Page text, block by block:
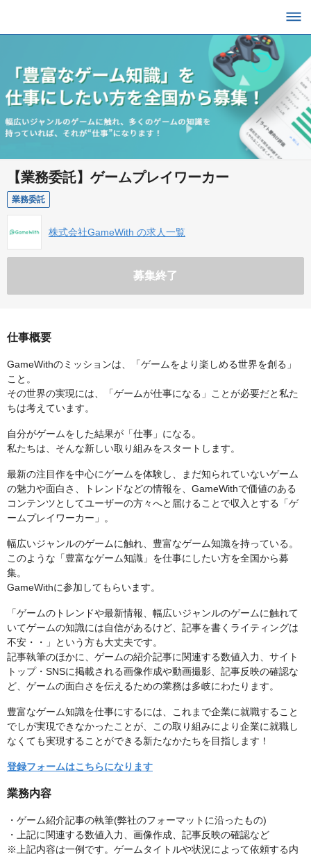
【業務委託】ゲームプレイワーカー
業務委託
株式会社GameWith の求人一覧
募集終了
仕事概要
GameWithのミッションは、「ゲームをより楽しめる世界を創る」
こと。
その世界の実現には、「ゲームが仕事になる」ことが必要だと私た
ちは考えています。
自分がゲームをした結果が「仕事」になる。
私たちは、そんな新しい取り組みをスタートします。
最新の注目作を中心にゲームを体験し、まだ知られていないゲーム
の魅力や面白さ、トレンドなどの情報を、GameWithで価値のある
コンテンツとしてユーザーの方々へと届けることで収入とする「ゲ
ームプレイワーカー」。
幅広いジャンルのゲームに触れ、豊富なゲーム知識を持っている。
このような「豊富なゲーム知識」を仕事にしたい方を全国から募
集。
GameWithに参加してもらいます。
「ゲームのトレンドや最新情報、幅広いジャンルのゲームに触れて
いてゲームの知識には自信があるけど、記事を書くライティングは
不安・・」という方も大丈夫です。
記事執筆のほかに、ゲームの紹介記事に関連する数値入力、サイト
トップ・SNSに掲載される画像作成や動画撮影、記事反映の確認な
ど、ゲームの面白さを伝えるための業務は多岐にわたります。
豊富なゲーム知識を仕事にするには、これまで企業に就職すること
でしが実現できなかったことが、この取り組みにより企業に就職し
なくても実現することができる新たなかたちを目指します！
登録フォームはこちらになります
業務内容
・ゲーム紹介記事の執筆(弊社のフォーマットに沿ったもの)
・上記に関連する数値入力、画像作成、記事反映の確認など
※上記内容は一例です。ゲームタイトルや状況によって依頼する内